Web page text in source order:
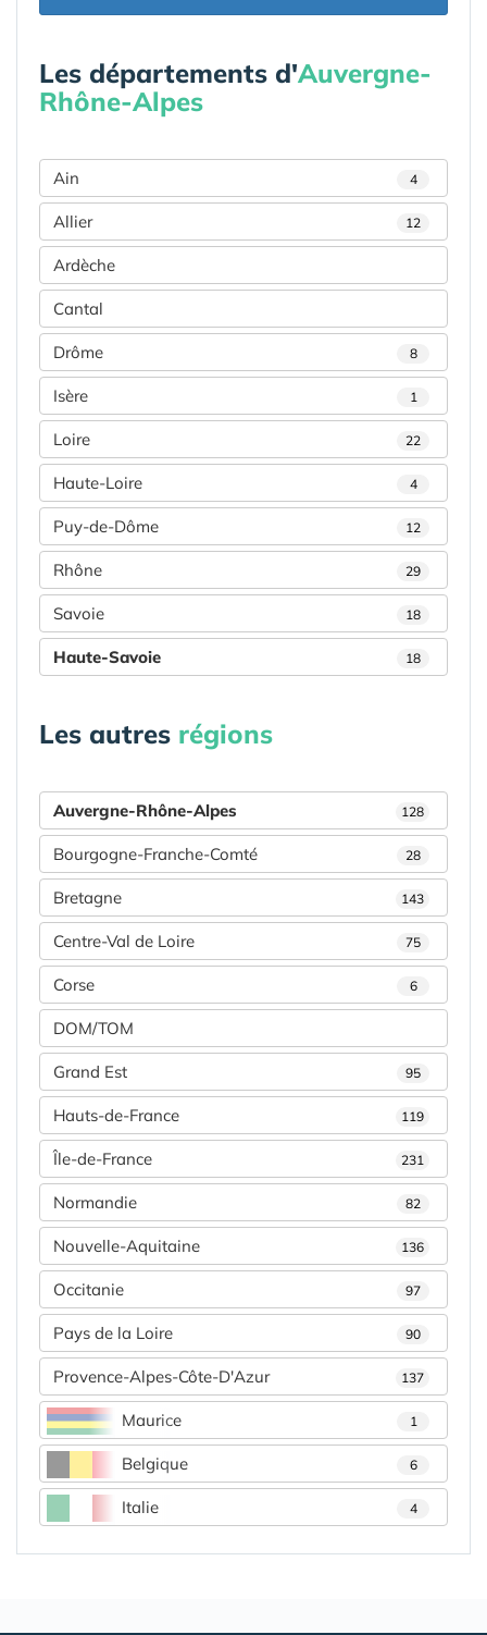
Les départements d'Auvergne-
Rhône-Alpes
Ain 4
Allier 12
Ardèche
Cantal
Drôme 8
Isère 1
Loire 22
Haute-Loire 4
Puy-de-Dôme 12
Rhône 29
Savoie 18
Haute-Savoie 18
Les autres régions
Auvergne-Rhône-Alpes 128
Bourgogne-Franche-Comté 28
Bretagne 143
Centre-Val de Loire 75
Corse 6
DOM/TOM
Grand Est 95
Hauts-de-France 119
Île-de-France 231
Normandie 82
Nouvelle-Aquitaine 136
Occitanie 97
Pays de la Loire 90
Provence-Alpes-Côte-D'Azur 137
Maurice 1
Belgique 6
Italie 4